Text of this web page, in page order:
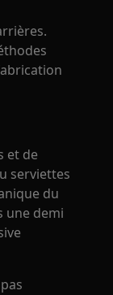
et de
serviettes
du
une demi